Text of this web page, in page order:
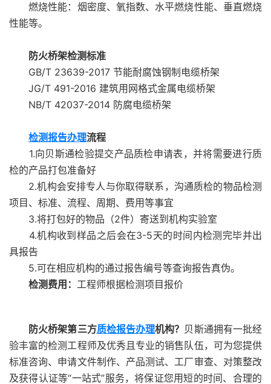
燃烧性能：烟密度、氧指数、水平燃烧性能、垂直燃烧
性能等。
防火桥架检测标准
GB/T 23639-2017 节能耐腐蚀钢制电缆桥架
JG/T 491-2016 建筑用网格式金属电缆桥架
NB/T 42037-2014 防腐电缆桥架
检测报告办理流程
1.向贝斯通检验提交产品质检申请表，并将需要进行质
检的产品打包准备好
2.机构会安排专人与你取得联系，沟通质检的物品检测
项目、标准、流程、周期、费用等事宜
3.将打包好的物品（2件）寄送到机构实验室
4.机构收到样品之后会在3-5天的时间内检测完毕并出
具报告
5.可在相应机构的通过报告编号等查询报告真伪。
检测费用： 工程师根据检测项目报价
防火桥架第三方质检报告办理机构？ 贝斯通拥有一批经
验丰富的检测工程师及优秀且专业的销售队伍，可为您提供
标准咨询、申请文件制作、产品测试、工厂审查、对策整改
及获得认证等“一站式”服务，将保证您用短的时间、合理的